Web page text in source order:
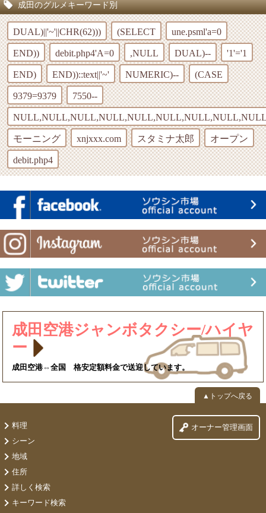
成田のグルメキーワード別
DUAL)||'~'||CHR(62))) (SELECT une.psml'a=0
END)) debit.php4'A=0 ,NULL DUAL)-- '1'='1
END) END))::text||'~' NUMERIC)-- (CASE
9379=9379 7550--
モーニング xnjxxx.com スタミナ太郎 オープン
debit.php4
成田空港ジャンボタクシー/ハイヤ
ー
成田空港⇔全国 格安定額料金で送迎しています。
▲トップへ戻る
料理
シーン
地域
住所
詳しく検索
キーワード検索
オーナー管理画面